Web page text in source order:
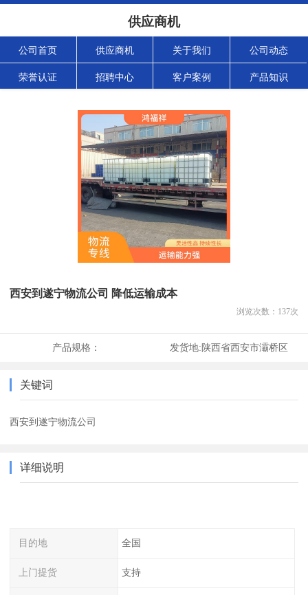
供应商机
公司首页 供应商机 关于我们 公司动态
荣誉认证 招聘中心 客户案例 产品知识
西安到遂宁物流公司 降低运输成本
浏览次数： 137次
产品规格： 发货地:陕西省西安市灞桥区
关键词
西安到遂宁物流公司
详细说明
目的地 全国
上门提货 支持